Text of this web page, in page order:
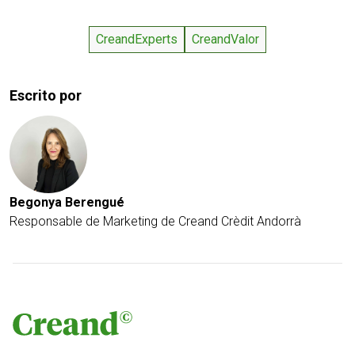
CreandExperts CreandValor
Escrito por
Begonya Berengué
Responsable de Marketing de Creand Crèdit Andorrà